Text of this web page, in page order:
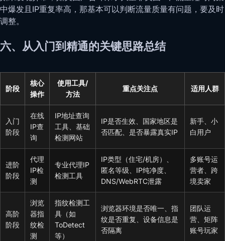
中爆发且IP重复率高，那基本可以判断流量质量有问题，要及时
调整。
六、从入门到精通的关键思路总结
阶段
核心
操作
使用工具/
方法
重点关注点 适用人群
入门
阶段
在线
IP查
询
IP地址查询
工具、基础
检测网站
IP是否生效、国家地区是
否匹配、是否暴露真实IP
新手、小
白用户
进阶
阶段
代理
IP检
测
专业代理IP
检测工具
IP类型（住宅/机房）、
匿名等级、IP纯净度、
DNS/WebRTC泄露
多账号运
营者、跨
境卖家
高阶
阶段
浏览
器指
纹检
测
指纹检测工
具（如
ToDetect
等）
浏览器环境是否唯一、指
纹是否重复、设备信息是
否隔离
团队运
营、矩阵
账号玩家